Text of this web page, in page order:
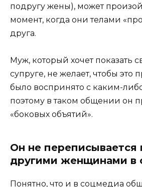
подругу жены), может
момент, когда они телами
друга.
Муж, который хочет показать
супруге, не желает, чтобы это
было воспринято с каким-
поэтому в таком общении он
«боковых объятий».
Он не переписывается
другими женщинами в
Понятно, что и в соцмедиа